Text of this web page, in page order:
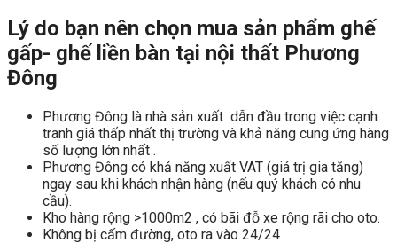
Lý do bạn nên chọn mua sản phẩm ghế
gấp- ghế liền bàn tại nội thất Phương
Đông
Phương Đông là nhà sản xuất dẫn đầu trong việc cạnh
tranh giá thấp nhất thị trường và khả năng cung ứng hàng
số lượng lớn nhất .
Phương Đông có khả năng xuất VAT (giá trị gia tăng)
ngay sau khi khách nhận hàng (nếu quý khách có nhu
cầu).
Kho hàng rộng >1000m2 , có bãi đỗ xe rộng rãi cho oto.
Không bị cấm đường, oto ra vào 24/24